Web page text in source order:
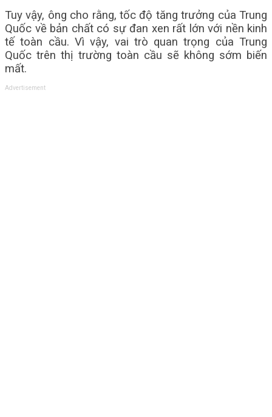
Tuy vậy, ông cho rằng, tốc độ tăng trưởng của Trung
Quốc về bản chất có sự đan xen rất lớn với nền kinh
tế toàn cầu. Vì vậy, vai trò quan trọng của Trung
Quốc trên thị trường toàn cầu sẽ không sớm biến
mất.
Advertisement